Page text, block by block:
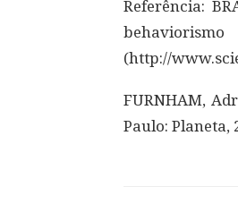
Referência:
(http://
FURNHAM,
Paulo: Planeta,